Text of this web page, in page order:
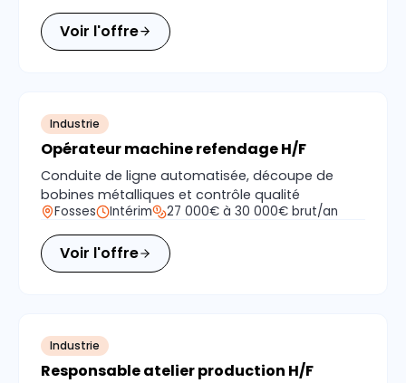
Voir l'offre
Industrie
Opérateur machine refendage H/F
Conduite de ligne automatisée, découpe de
bobines métalliques et contrôle qualité
Fosses Intérim 27 000€ à 30 000€ brut/an
Voir l'offre
Industrie
Responsable atelier production H/F